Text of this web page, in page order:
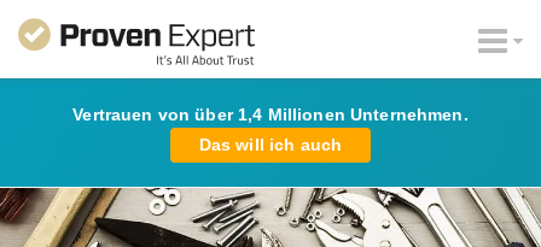
Vertrauen von über 1,4 Millionen Unternehmen.
Das will ich auch